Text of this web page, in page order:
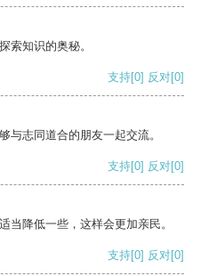
索知识的奥秘。
支持[0] 反对[0]
与志同道合的朋友一起交流。
支持[0] 反对[0]
当降低一些，这样会更加亲民。
支持[0] 反对[0]